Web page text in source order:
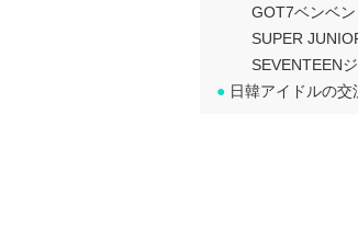
GOT7ベンベ
SUPER
SEVENTEEN
● 日韓アイドルの